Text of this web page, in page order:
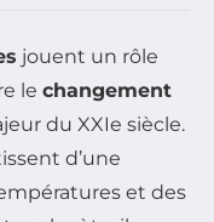
jouent un rôle
le changement
du XXIe siècle.
d’une
et des